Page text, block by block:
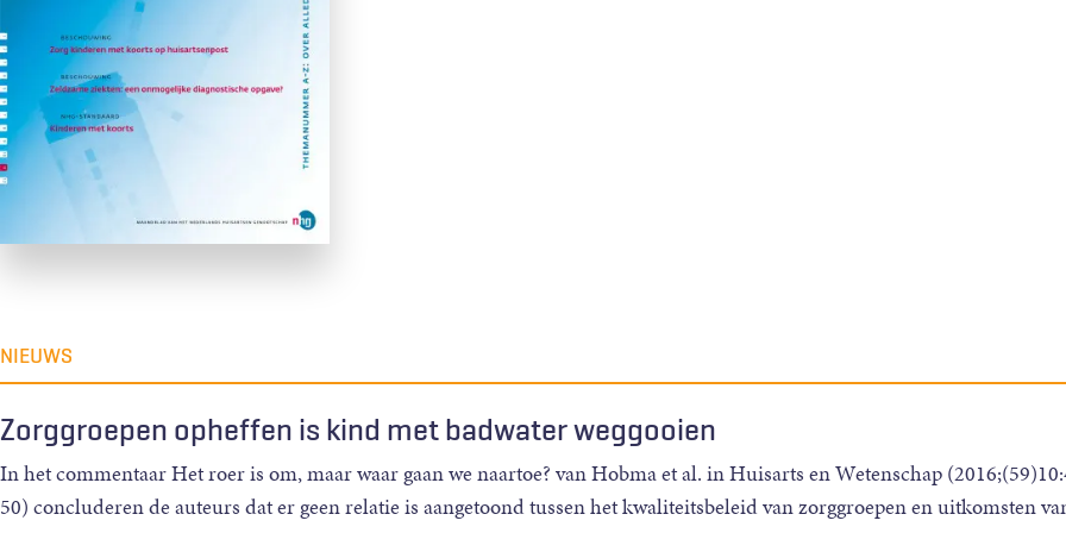
NIEUWS
Zorggroepen opheffen is kind met badwater weggooien
In het commentaar Het roer is om, maar waar gaan we naartoe? van Hobma et al. in Huisarts en Wetenschap
50) concluderen de auteurs dat er geen relatie is aangetoond tussen het kwaliteitsbeleid van zorggroepen en uitkomsten